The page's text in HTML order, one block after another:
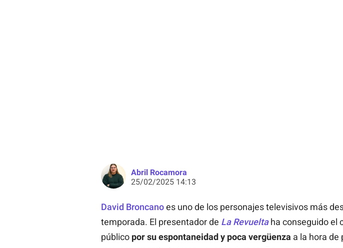
Abril Rocamora
25/02/2025 14:13
David Broncanoes uno de los personajes televisivos más
temporada. El presentador de La Revueltaha conseguido el
público por su espontaneidad y poca vergüenza a la hora de